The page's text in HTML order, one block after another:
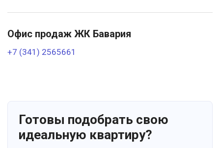
Офис продаж ЖК Бавария
+7 (341) 2565661
Готовы подобрать свою
идеальную квартиру?